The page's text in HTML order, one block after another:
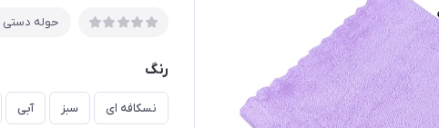
حوله دستی
رنگ
نسکافه ای سبز آبی